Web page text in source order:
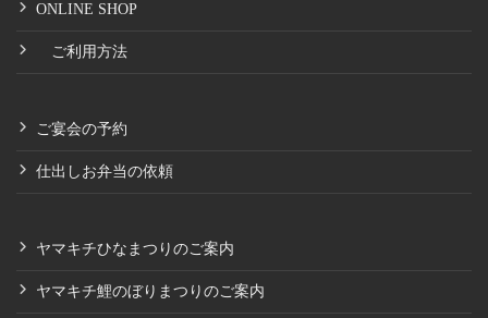
ONLINE SHOP
ご利用方法
ご宴会の予約
仕出しお弁当の依頼
ヤマキチひなまつりのご案内
ヤマキチ鯉のぼりまつりのご案内